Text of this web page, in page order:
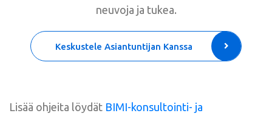
neuvoja ja tukea.
Keskustele Asiantuntijan Kanssa
Lisää ohjeita löydät BIMI-konsultointi- ja